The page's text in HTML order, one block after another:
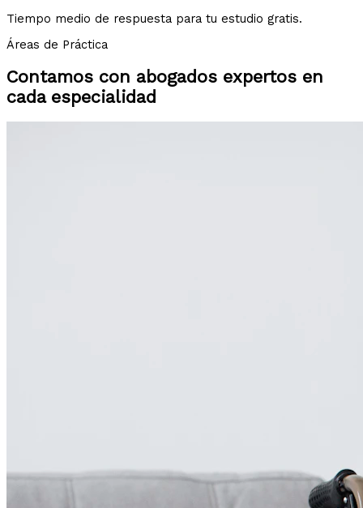
Tiempo medio de respuesta para tu estudio gratis.
Áreas de Práctica
Contamos con abogados expertos en
cada especialidad